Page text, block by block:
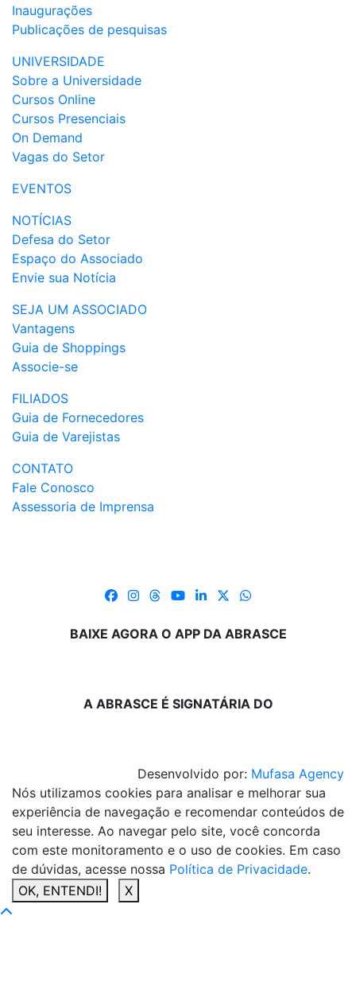
Inaugurações
Publicações de pesquisas
UNIVERSIDADE
Sobre a Universidade
Cursos Online
Cursos Presenciais
On Demand
Vagas do Setor
EVENTOS
NOTÍCIAS
Defesa do Setor
Espaço do Associado
Envie sua Notícia
SEJA UM ASSOCIADO
Vantagens
Guia de Shoppings
Associe-se
FILIADOS
Guia de Fornecedores
Guia de Varejistas
CONTATO
Fale Conosco
Assessoria de Imprensa
BAIXE AGORA O APP DA ABRASCE
A ABRASCE É SIGNATÁRIA DO
Desenvolvido por: Mufasa Agency
Nós utilizamos cookies para analisar e melhorar sua
experiência de navegação e recomendar conteúdos de
seu interesse. Ao navegar pelo site, você concorda
com este monitoramento e o uso de cookies. Em caso
de dúvidas, acesse nossa Política de Privacidade.
OK, ENTENDI!
X